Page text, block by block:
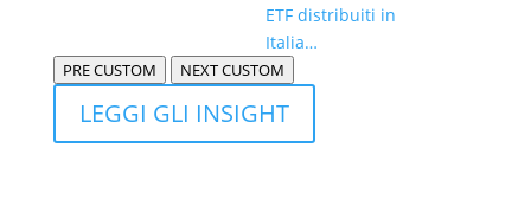
ETF distribuiti in
Italia…
PRE CUSTOM NEXT CUSTOM
LEGGI GLI INSIGHT